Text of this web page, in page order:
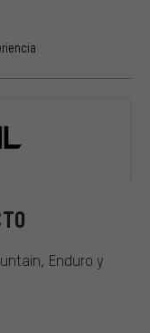
Enduro y